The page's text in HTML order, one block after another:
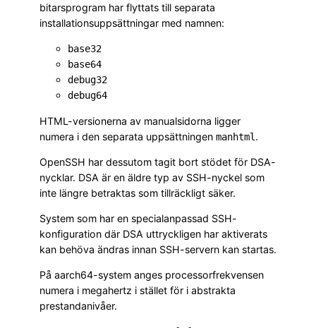
bitarsprogram har flyttats till separata
installationsuppsättningar med namnen:
base32
base64
debug32
debug64
HTML-versionerna av manualsidorna ligger
numera i den separata uppsättningen manhtml .
OpenSSH har dessutom tagit bort stödet för DSA-
nycklar. DSA är en äldre typ av SSH-nyckel som
inte längre betraktas som tillräckligt säker.
System som har en specialanpassad SSH-
konfiguration där DSA uttryckligen har aktiverats
kan behöva ändras innan SSH-servern kan startas.
På aarch64-system anges processorfrekvensen
numera i megahertz i stället för i abstrakta
prestandanivåer.